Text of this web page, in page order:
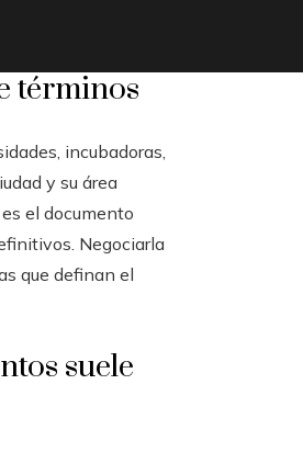
términos
incubadoras,
y su área
es el documento
Negociarla
que definan el
suele